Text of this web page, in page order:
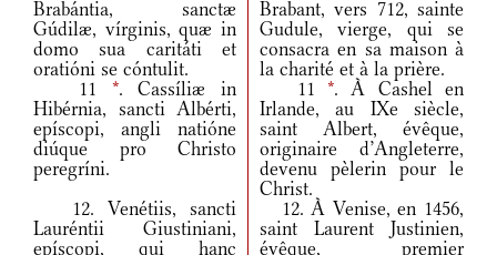
Brabántia, sanctæ
Gúdilæ, vírginis, quæ in
domo sua caritáti et
oratióni se cóntulit.
Brabant, vers 712, sainte
Gudule, vierge, qui se
consacra en sa maison à
la charité et à la prière.
11 *. Cassíliæ in
Hibérnia, sancti Albérti,
epíscopi, angli natióne
diúque pro Christo
peregríni.
11*. À Cashel en
Irlande, au IXe siècle,
saint Albert, évêque,
originaire d’Angleterre,
devenu pèlerin pour le
Christ.
12. Venétiis, sancti
Lauréntii Giustiniani,
epíscopi, qui hanc
12. À Venise, en 1456,
saint Laurent Justinien,
évêque, premier